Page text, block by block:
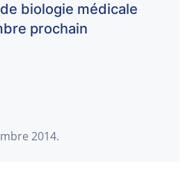
biologie médicale
prochain
2014.